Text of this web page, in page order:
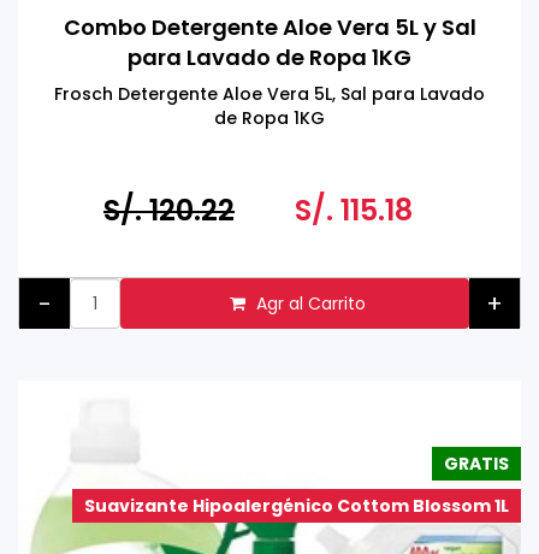
Combo Detergente Aloe Vera 5L y Sal
para Lavado de Ropa 1KG
Frosch Detergente Aloe Vera 5L, Sal para Lavado
de Ropa 1KG
S/. 120.22 S/. 115.18
- Agr al Carrito +
GRATIS
Suavizante Hipoalergénico Cottom Blossom 1L